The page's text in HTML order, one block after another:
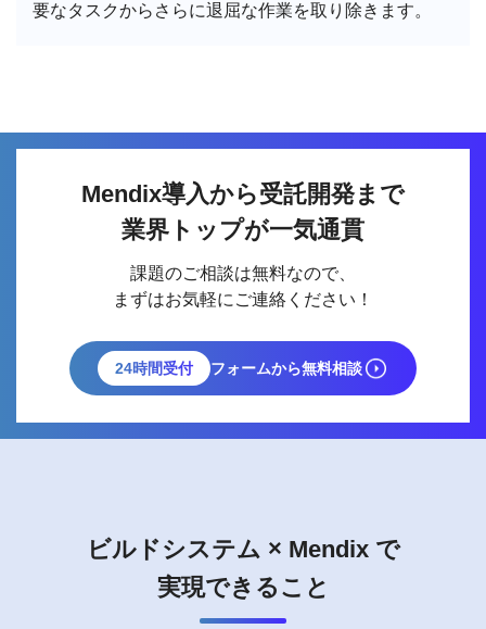
要なタスクからさらに退屈な作業を取り除きます。
Mendix導入から受託開発まで
業界トップが一気通貫
課題のご相談は無料なので、
まずはお気軽にご連絡ください！
24時間受付 フォームから無料相談
ビルドシステム × Mendix で
実現できること